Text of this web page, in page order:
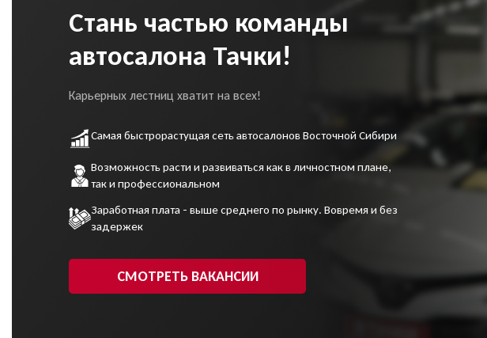
Стань частью команды
автосалона Тачки!
Карьерных лестниц хватит на всех!
Самая быстрорастущая сеть автосалонов Восточной Сибири
Возможность расти и развиваться как в личностном плане,
так и профессиональном
Заработная плата - выше среднего по рынку. Вовремя и без
задержек
СМОТРЕТЬ ВАКАНСИИ